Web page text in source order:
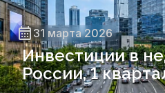
31 марта 2026
Инвестиции в
России, 1